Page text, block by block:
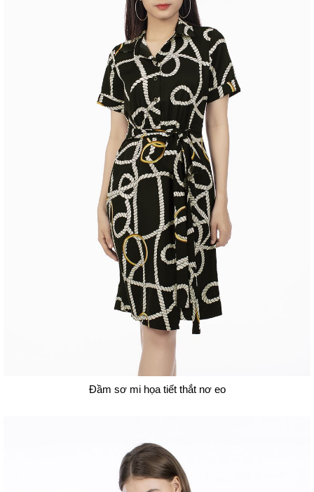
Đầm sơ mi họa tiết thắt nơ eo